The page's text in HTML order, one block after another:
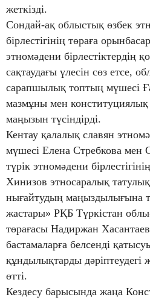
жеткізді.
Сондай-ақ облыстық өзбек
бірлестігінің төраға
этномәдени бірлестіктердің
сақтаудағы үлесін сөз етсе,
сарапшылық топтың мүшесі
мазмұны мен
маңызын түсіндірді.
Кентау қалалық славян
мүшесі Елена Стребкова мен
түрік этномәдени
Хинизов этносаралық татулық
нығайтудың маңыздылығына
жастары» РҚБ Түркістан
төрағасы Надиржан
бастамаларға белсенді
құндылықтарды дәріптеудегі
өтті.
Кездесу барысында жаңа